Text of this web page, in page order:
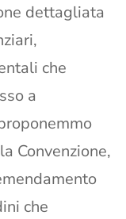
dettagliata
che
a
Convenzione,
che